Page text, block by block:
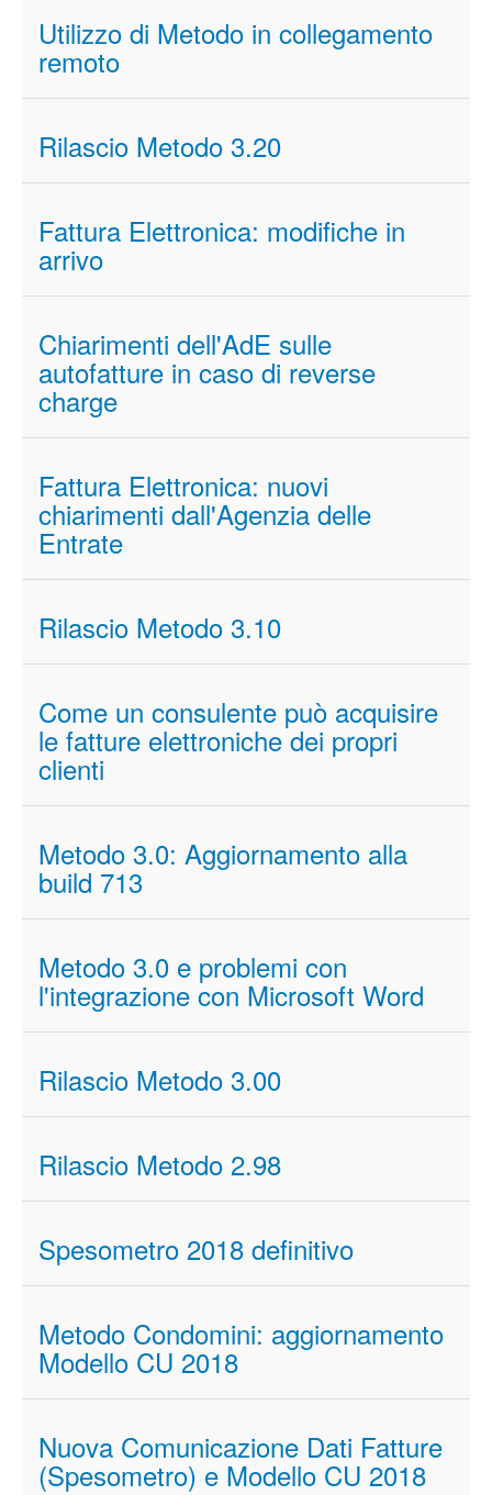
Utilizzo di Metodo in collegamento
remoto
Rilascio Metodo 3.20
Fattura Elettronica: modifiche in
arrivo
Chiarimenti dell'AdE sulle
autofatture in caso di reverse
charge
Fattura Elettronica: nuovi
chiarimenti dall'Agenzia delle
Entrate
Rilascio Metodo 3.10
Come un consulente può acquisire
le fatture elettroniche dei propri
clienti
Metodo 3.0: Aggiornamento alla
build 713
Metodo 3.0 e problemi con
l'integrazione con Microsoft Word
Rilascio Metodo 3.00
Rilascio Metodo 2.98
Spesometro 2018 definitivo
Metodo Condomini: aggiornamento
Modello CU 2018
Nuova Comunicazione Dati Fatture
(Spesometro) e Modello CU 2018